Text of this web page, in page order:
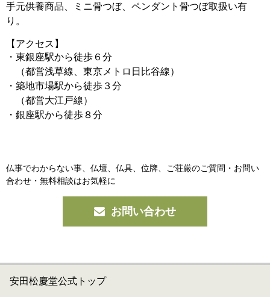
手元供養商品、ミニ骨つぼ、ペンダント骨つぼ取扱い有
り。
【アクセス】
・東銀座駅から徒歩６分
（都営浅草線、東京メトロ日比谷線）
・築地市場駅から徒歩３分
（都営大江戸線）
・銀座駅から徒歩８分
仏事でわからない事、仏壇、仏具、位牌、ご荘厳のご質問・お問い
合わせ・無料相談はお気軽に
お問い合わせ
安田松慶堂公式トップ